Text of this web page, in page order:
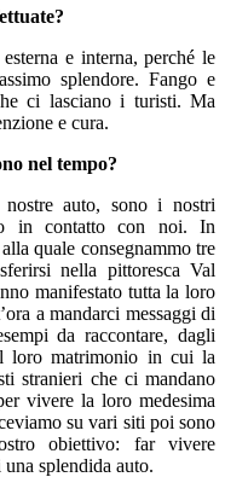
e interna, perché le
splendore. Fango e
ci lasciano i turisti. Ma
e cura.
nel tempo?
auto, sono i nostri
in contatto con noi. In
quale consegnammo tre
nella pittoresca Val
manifestato tutta la loro
a mandarci messaggi di
da raccontare, dagli
loro matrimonio in cui la
stranieri che ci mandano
vivere la loro medesima
su vari siti poi sono
obiettivo: far vivere
splendida auto.